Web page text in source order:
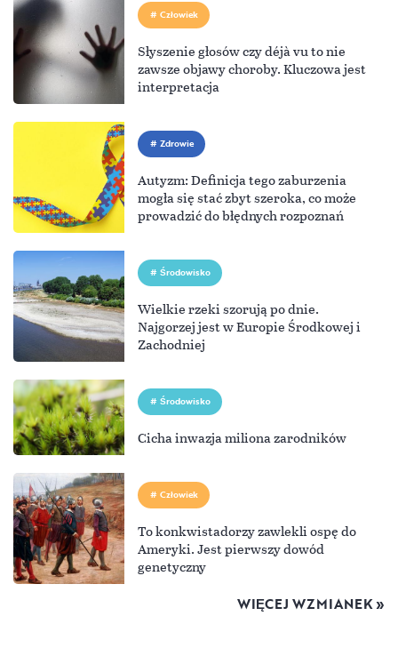
Człowiek
Słyszenie głosów czy déjà vu to nie
zawsze objawy choroby. Kluczowa jest
interpretacja
Zdrowie
Autyzm: Definicja tego zaburzenia
mogła się stać zbyt szeroka, co może
prowadzić do błędnych rozpoznań
Środowisko
Wielkie rzeki szorują po dnie.
Najgorzej jest w Europie Środkowej i
Zachodniej
Środowisko
Cicha inwazja miliona zarodników
Człowiek
To konkwistadorzy zawlekli ospę do
Ameryki. Jest pierwszy dowód
genetyczny
WIĘCEJ WZMIANEK »